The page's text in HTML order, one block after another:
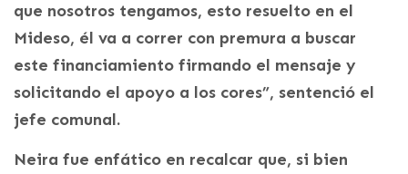
que nosotros tengamos, esto resuelto en el
Mideso, él va a correr con premura a buscar
este financiamiento firmando el mensaje y
solicitando el apoyo a los cores”, sentenció el
jefe comunal.
Neira fue enfático en recalcar que, si bien